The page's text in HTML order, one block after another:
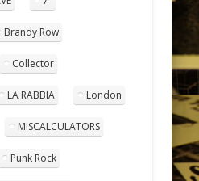
Brandy Row
Collector
LA RABBIA London
MISCALCULATORS
Punk Rock